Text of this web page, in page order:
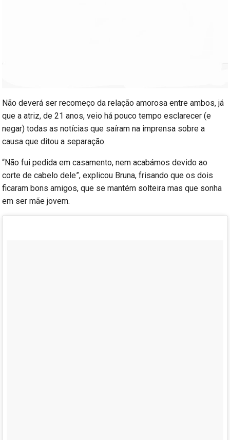
Não deverá ser recomeço da relação amorosa entre ambos, já
que a atriz, de 21 anos, veio há pouco tempo esclarecer (e
negar) todas as notícias que saíram na imprensa sobre a
causa que ditou a separação.
“Não fui pedida em casamento, nem acabámos devido ao
corte de cabelo dele”, explicou Bruna, frisando que os dois
ficaram bons amigos, que se mantém solteira mas que sonha
em ser mãe jovem.